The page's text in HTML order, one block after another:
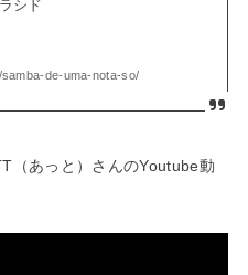
シド
de-uma-nota-so/
（あっと）さんのYoutube動